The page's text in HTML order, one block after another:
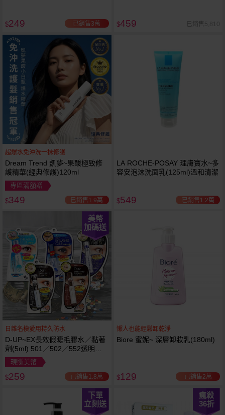
$249 已銷售3萬 $459 已銷售5,810
超爆水免沖洗一抹修護
Dream Trend 凱夢~果酸極致修
護精華(經典修護)120ml
專區滿額贈
$349 已銷售1.9萬
LA ROCHE-POSAY 理膚寶水~多
容安泡沫洗面乳(125ml)溫和清潔
$549 已銷售1.2萬
美幣
加碼送
日雜名模愛用持久防水
D-UP~EX長效假睫毛膠水／黏著
劑(5ml) 501／502／552透明／
553黑色／554咖啡色 款式可選
現賺美幣
$259 已銷售1.8萬
懶人也能輕鬆卸乾淨
Biore 蜜妮~ 深層卸妝乳(180ml)
$129 已銷售2萬
下單
立刻送
瘋殺
36折